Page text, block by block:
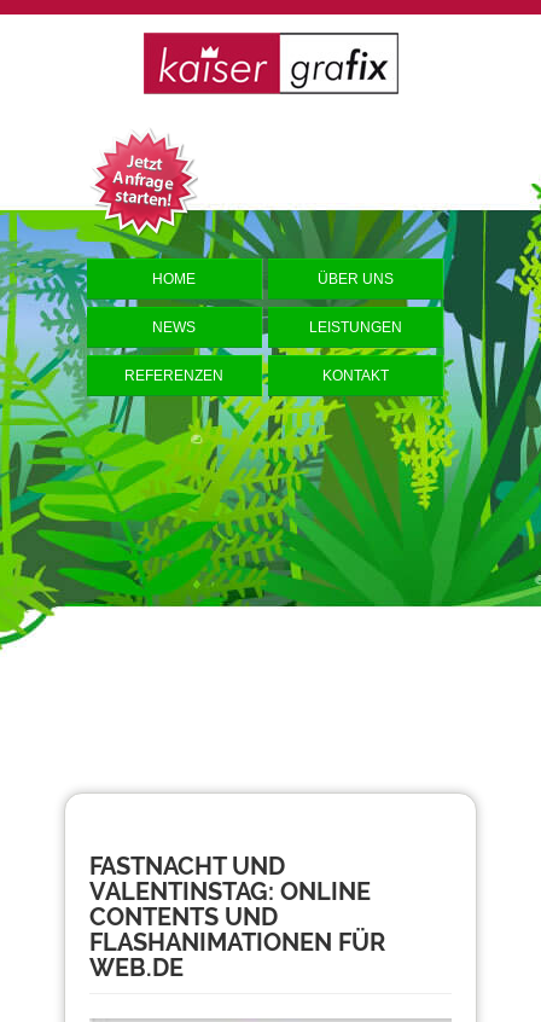
HOME ÜBER UNS
NEWS LEISTUNGEN
REFERENZEN KONTAKT
FASTNACHT UND
VALENTINSTAG: ONLINE
CONTENTS UND
FLASHANIMATIONEN FÜR
WEB.DE